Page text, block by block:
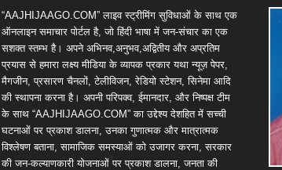
“AAJHIJAAGO.COM” लाइव स्ट्रीमिंग सुविधाओं के साथ एक
ऑनलाइन समाचार पोर्टल है, जो हिंदी भाषा में जन-संचार का एक
सशक्त स्तम्भ है। अपने अभिनव,अनुभव,अद्वितीय और अप्रतिम
प्रयास से हमारा लक्ष्य मीडिया के व्यापक प्रकार यथा न्यूज़ पेपर,
मैगजीन, प्रसारण चैनलों, टेलीविजन, रेडियो स्टेशन, सिनेमा आदि
की स्थापना करना है। अपनी परिपक्व, ईमानदार, और निष्पक्ष टीम
के साथ “AAJHIJAAGO.COM” का उद्देश्य देशहित में सच्ची
घटनाओं पर प्रकाश डालना, उनका गुणात्मक और मात्रात्मक
विश्लेषण बताना, सामाजिक समस्याओं को उजागर करना, सरकार
की जन-कल्याणकारी योजनाओं पर प्रकाश डालना, जनता की